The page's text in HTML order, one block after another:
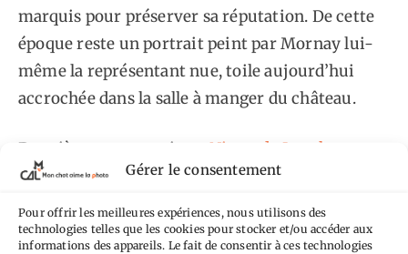
Gérer le consentement
Pour offrir les meilleures expériences, nous utilisons des
technologies telles que les cookies pour stocker et/ou accéder aux
informations des appareils. Le fait de consentir à ces technologies
marquis pour préserver sa réputation. De cette
époque reste un portrait peint par Mornay lui-
même la représentant nue, toile aujourd’hui
accrochée dans la salle à manger du château.
Deuxième protagoniste : Ninon de Lenclos
Comme il devait être agréable de passer du
temps avec elle. Déjà, elle est prodige en tout :
musique dès l’enfance au luth et au clavecin, elle